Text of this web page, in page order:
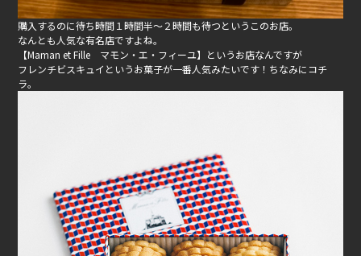
購入するのに待ち時間１時間半〜２時間も待つというこのお店。
なんとも人気な有名店ですよね。
【Maman et Fille マモン・エ・フィーユ】というお店なんですが
フレンチビスキュイというお菓子が一番人気みたいです！ちなみにコチ
ラ。